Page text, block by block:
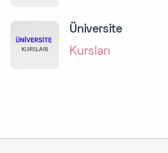
Üniversite
Kursları